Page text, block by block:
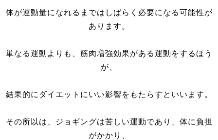
体が運動量になれるまではしばらく必要になる可能性が
あります。
単なる運動よりも、筋肉増強効果がある運動をするほう
が、
結果的にダイエットにいい影響をもたらすといいます。
その所以は、ジョギングは苦しい運動であり、体に負担
がかかり、